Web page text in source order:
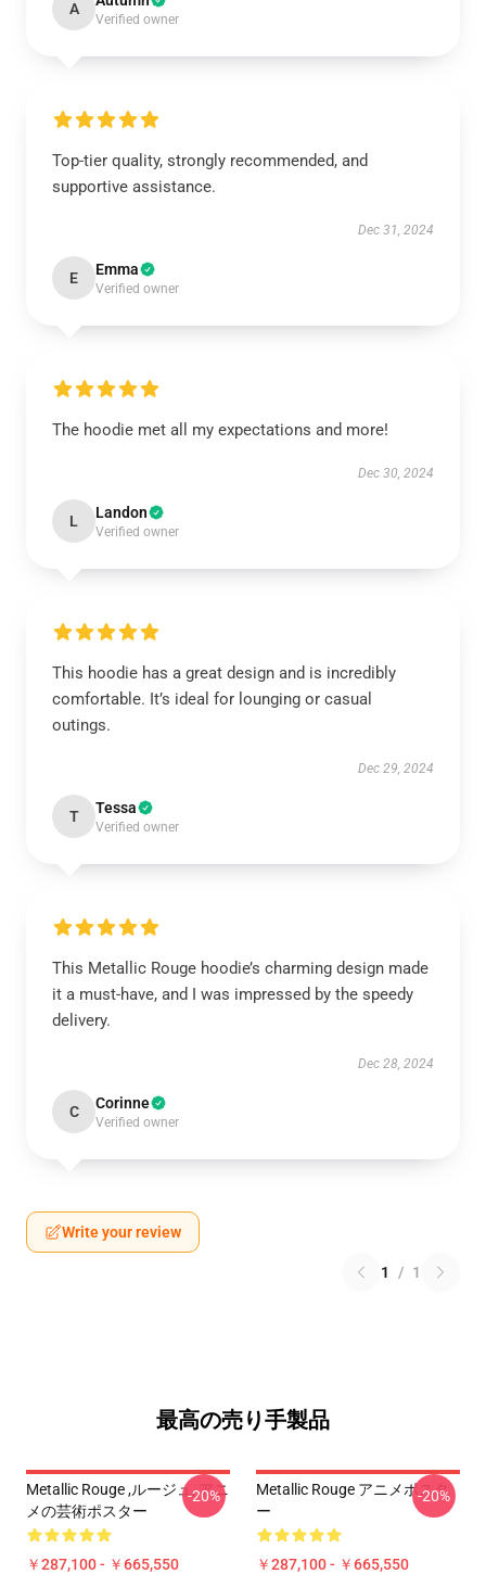
A
Verified owner
Top-tier quality, strongly recommended, and
supportive assistance.
Dec 31, 2024
E Emma
Verified owner
The hoodie met all my expectations and more!
Dec 30, 2024
L Landon
Verified owner
This hoodie has a great design and is incredibly
comfortable. It’s ideal for lounging or casual
outings.
Dec 29, 2024
T Tessa
Verified owner
This Metallic Rouge hoodie’s charming design made
it a must-have, and I was impressed by the speedy
delivery.
Dec 28, 2024
C Corinne
Verified owner
Write your review
1 / 1
最高の売り手製品
Metallic Rouge ,ルージュ, アニ
メの芸術ポスター
￥287,100 - ￥665,550
-20%
Metallic Rouge アニメポスタ
ー
￥287,100 - ￥665,550
-20%